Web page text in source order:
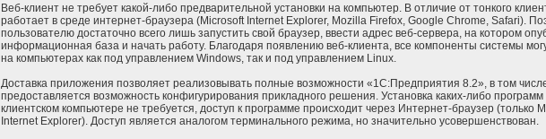
Веб-клиент не требует какой-либо предварительной установки на компьютер. В отличие от тонкого
работает в среде интернет-браузера (Microsoft Internet Explorer, Mozilla Firefox, Google Chrome, Safari).
пользователю достаточно всего лишь запустить свой браузер, ввести адрес веб-сервера, на котором
информационная база и начать работу. Благодаря появлению веб-клиента, все компоненты системы
на компьютерах как под управлением Windows, так и под управлением Linux.
Доставка приложения позволяет реализовывать полные возможности «1С:Предприятия 8.2», в том
предоставляется возможность конфигурирования прикладного решения. Установка каких-либо программ
клиентском компьютере не требуется, доступ к программе происходит через Интернет-браузер (только
Internet Explorer). Доступ является аналогом терминального режима, но значительно усовершенствован.